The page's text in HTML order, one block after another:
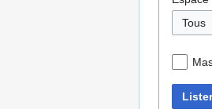
Tous
Lister